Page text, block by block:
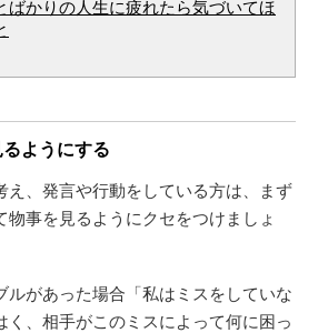
ばかりの人生に疲れたら気づいてほ
ようにする
え、発言や行動をしている方は、まず
物事を見るようにクセをつけましょ
ルがあった場合「私はミスをしていな
く、相手がこのミスによって何に困っ